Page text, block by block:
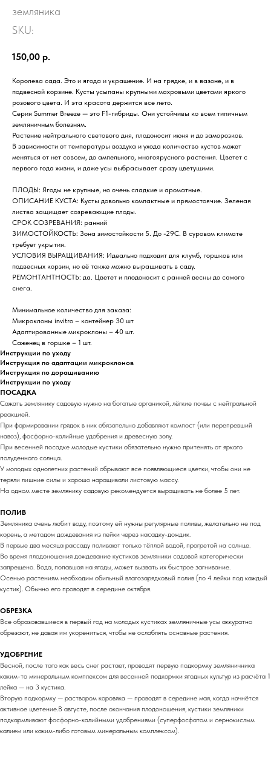
земляника
SKU:
150,00 р.
Королева сада. Это и ягода и украшение. И на грядке, и в вазоне, и в
подвесной корзине. Кусты усыпаны крупными махровыми цветами яркого
розового цвета. И эта красота держится все лето.
Серия Summer Breeze — это F1-гибриды. Они устойчивы ко всем типичным
земляничным болезням.
Растение нейтрального светового дня, плодоносит июня и до заморозков.
В зависимости от температуры воздуха и ухода количество кустов может
меняться от нет совсем, до ампельного, многоярусного растения. Цветет с
первого года жизни, и даже усы выбрасывает сразу цветущими.
ПЛОДЫ: Ягоды не крупные, но очень сладкие и ароматные.
ОПИСАНИЕ КУСТА: Кусты довольно компактные и прямостоячие. Зеленая
листва защищает созревающие плоды.
СРОК СОЗРЕВАНИЯ: ранний
ЗИМОСТОЙКОСТЬ: Зона зимостойкости 5. До -29С. В суровом климате
требует укрытия.
УСЛОВИЯ ВЫРАЩИВАНИЯ: Идеально подходит для клумб, горшков или
подвесных корзин, но её также можно выращивать в саду.
РЕМОНТАНТНОСТЬ: да. Цветет и плодоносит с ранней весны до самого
снега.
Минимальное количество для заказа:
Микроклоны invitro – контейнер 30 шт
Адаптированные микроклоны – 40 шт.
Саженец в горшке – 1 шт.
Инструкции по уходу
Инструкция по адаптации микроклонов
Инструкция по доращиванию
Инструкции по уходу
ПОСАДКА
Сажать землянику садовую нужно на богатые органикой, лёгкие почвы с нейтральной
реакцией.
При формировании грядок в них обязательно добавляют компост (или перепревший
навоз), фосфорно-калийные удобрения и древесную золу.
При весенней посадке молодые кустики обязательно нужно притенять от яркого
полуденного солнца.
У молодых однолетних растений обрывают все появляющиеся цветки, чтобы они не
теряли лишние силы и хорошо наращивали листовую массу.
На одном месте землянику садовую рекомендуется выращивать не более 5 лет.
ПОЛИВ
Земляника очень любит воду, поэтому ей нужны регулярные поливы, желательно не под
корень, а методом дождевания из лейки через насадку-дождик.
В первые два месяца рассаду поливают только тёплой водой, прогретой на солнце.
Во время плодоношения дождевание кустиков земляники садовой категорически
запрещено. Вода, попавшая на ягоды, может вызвать их быстрое загнивание.
Осенью растениям необходим обильный влагозарядковый полив (по 4 лейки под каждый
кустик). Обычно его проводят в середине октября.
ОБРЕЗКА
Все образовавшиеся в первый год на молодых кустиках земляничные усы аккуратно
обрезают, не давая им укорениться, чтобы не ослаблять основные растения.
УДОБРЕНИЕ
Весной, после того как весь снег растает, проводят первую подкормку земляничника
каким-то минеральным комплексом для весенней подкормки ягодных культур из расчёта 1
лейка — на 3 кустика.
Вторую подкормку — раствором коровяка — проводят в середине мая, когда начнётся
активное цветение.В августе, после окончания плодоношения, кустики земляники
подкармливают фосфорно-калийными удобрениями (суперфосфатом и сернокислым
калием или каким-либо готовым минеральным комплексом).